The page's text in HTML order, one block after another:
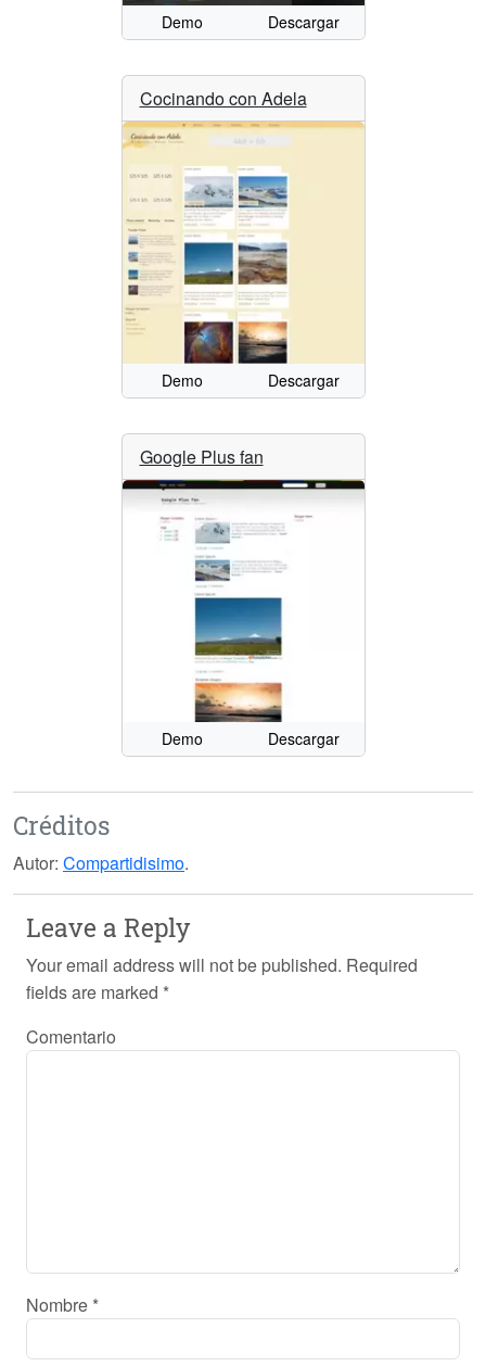
Demo Descargar
Cocinando con Adela
Demo Descargar
Google Plus fan
Demo Descargar
Créditos
Autor: Compartidisimo.
Leave a Reply
Your email address will not be published. Required
fields are marked *
Comentario
Nombre *